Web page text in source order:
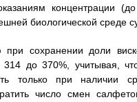
концентрации
биологической среде
сохранении доли
до 370%, учитывая,
только при наличии
число смен